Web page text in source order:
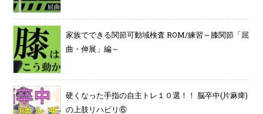
家族でできる関節可動域検査 ROM/練習～膝関節「屈
曲・伸展」編～
硬くなった手指の自主トレ１０選！！ 脳卒中(片麻痺)
の上肢リハビリ⑥